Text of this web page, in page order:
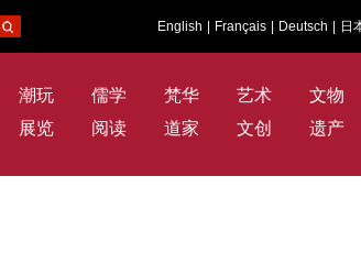
English Français Deutsch 日
潮玩 儒学 梵华 艺术 文物
展览 阅读 道家 文创 遗产